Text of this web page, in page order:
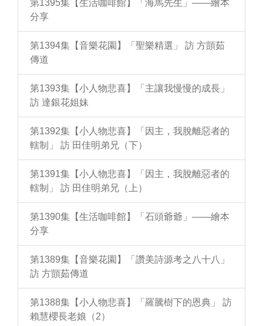
第1395集【生活咖啡館】「海馬先生」——繪本
分享
第1394集【音樂花園】「聖樂精選」 訪 方顗茹
傳道
第1393集【小人物悲喜】「主讓我慢慢的成長」
訪 達銀花姐妹
第1392集【小人物悲喜】「因主，我脫離惡者的
轄制」 訪 田佳明弟兄（下）
第1391集【小人物悲喜】「因主，我脫離惡者的
轄制」 訪 田佳明弟兄（上）
第1390集【生活咖啡館】「石頭爺爺」——繪本
分享
第1389集【音樂花園】「讚美詩源考之八十八」
訪 方顗茹傳道
第1388集【小人物悲喜】「羅騰樹下的恩典」 訪
賴慧櫻長老娘（2）